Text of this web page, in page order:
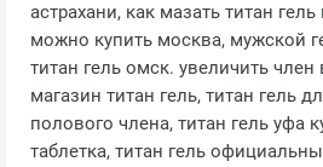
астрахани, как мазать титан
можно купить москва, мужской
титан гель омск. увеличить
магазин титан гель, титан гель
полового члена, титан гель уфа
таблетка, титан гель